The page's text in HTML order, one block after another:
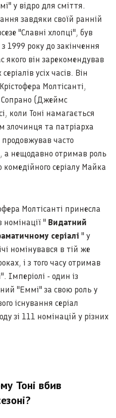
у відро для сміття.
завдяки своїй ранній
"Славні хлопці", був
1999 року до закінчення
якого він зарекомендував
усіх часів. Він
Молтісанті,
Сопрано (Джеймс
коли Тоні намагається
злочинця та патріарха
продовжував часто
а нещодавно отримав роль
комедійного серіалу Майка
Молтісанті принесла
" Видатний
серіалі " у
номінувався в тій же
і з того часу отримав
Імперіолі - один із
"Еммі" за свою роль у
існування серіал
зі 111 номінацій у різних
Тоні вбив